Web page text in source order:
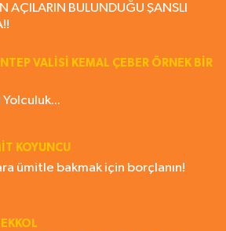
AÇILARIN BULUNDUĞU ŞANSLI
VALISI KEMAL ÇEBER ÖRNEK BİR
Yolculuk...
KOYUNCU
ümitle bakmak için borçlanın!